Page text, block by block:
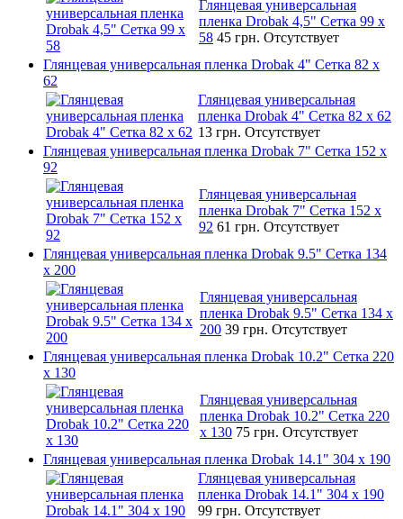
Глянцевая универсальная
пленка Drobak 4,5" Сетка 99 x
58 45 грн. Отсутствует
Глянцевая универсальная пленка Drobak 4" Сетка 82 x
62
Глянцевая универсальная
пленка Drobak 4" Сетка 82 x 62
13 грн. Отсутствует
Глянцевая универсальная пленка Drobak 7" Сетка 152 x
92
Глянцевая универсальная
пленка Drobak 7" Сетка 152 x
92 61 грн. Отсутствует
Глянцевая универсальная пленка Drobak 9.5" Сетка 134
x 200
Глянцевая универсальная
пленка Drobak 9.5" Сетка 134 x
200 39 грн. Отсутствует
Глянцевая универсальная пленка Drobak 10.2" Сетка 220
x 130
Глянцевая универсальная
пленка Drobak 10.2" Сетка 220
x 130 75 грн. Отсутствует
Глянцевая универсальная пленка Drobak 14.1" 304 х 190
Глянцевая универсальная
пленка Drobak 14.1" 304 х 190
99 грн. Отсутствует